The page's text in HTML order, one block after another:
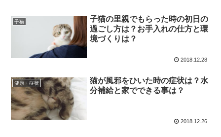
子猫
子猫の里親でもらった時の初日の
過ごし方は？お手入れの仕方と環
境づくりは？
2018.12.28
健康・症状
猫が風邪をひいた時の症状は？水
分補給と家でできる事は？
2018.12.26